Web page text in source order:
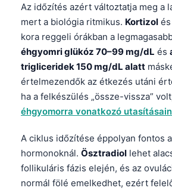
Az időzítés azért változtatja meg a
mert a biológia ritmikus. Kortizol és
kora reggeli órákban a
éhgyomri glükóz 70–99 mg/dL és
trigliceridek 150 mg/dL alatt
értelmezendők az étkezés utáni
ha a felkészülés „össze-vissza”
éhgyomorra vonatkozó
A ciklus időzítése éppolyan fontos
hormonoknál. Ösztradiol lehet
follikuláris fázis elején, és az
normál fölé emelkedhet, ezért